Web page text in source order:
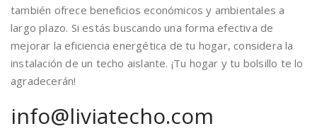
también ofrece beneficios económicos y ambientales a
largo plazo. Si estás buscando una forma efectiva de
mejorar la eficiencia energética de tu hogar, considera la
instalación de un techo aislante. ¡Tu hogar y tu bolsillo te lo
agradecerán!
info@liviatecho.com